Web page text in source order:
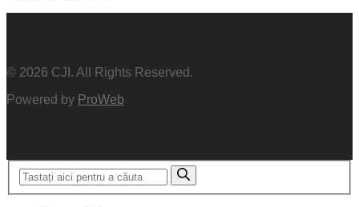
© 2026 CJI. All Rights Reserved.
Powered by ProWeb